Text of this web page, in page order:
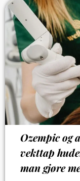
Ozempic og
vekttap
man gjøre